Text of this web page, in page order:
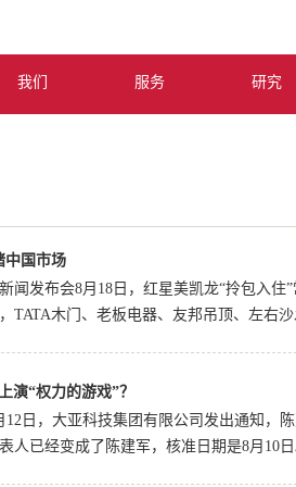
我们 服务 研究
中国市场
闻发布会8月18日，红星美凯龙“拎包入
TATA木门、老板电器、友邦吊顶、左右
安吉尔净水、卫诗理、仁豪家具、芝华
团、雅居乐雅生活服务、绿地物业、荣盛
演“权力的游戏”？
日，大亚科技集团有限公司发出通知，
人已经变成了陈建军，核准日期是8月10